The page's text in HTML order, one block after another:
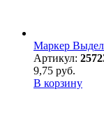
Маркер
Артикул:
9,75 руб.
В корзину